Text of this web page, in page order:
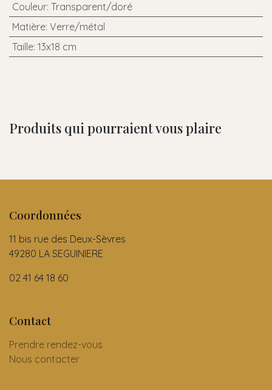
Couleur: Transparent/doré
Matière: Verre/métal
Taille: 13x18 cm
Produits qui pourraient vous plaire
Coordonnées
11 bis rue des Deux-Sèvres
49280 LA SEGUINIERE
02 41 64 18 60
Contact
Prendre rendez-vous
Nous contacter